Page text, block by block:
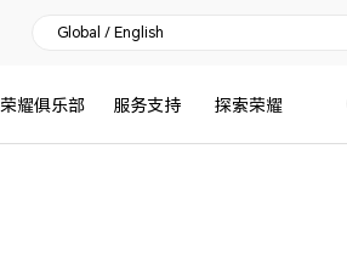
Global / English
荣耀俱乐部 服务支持 探索荣耀